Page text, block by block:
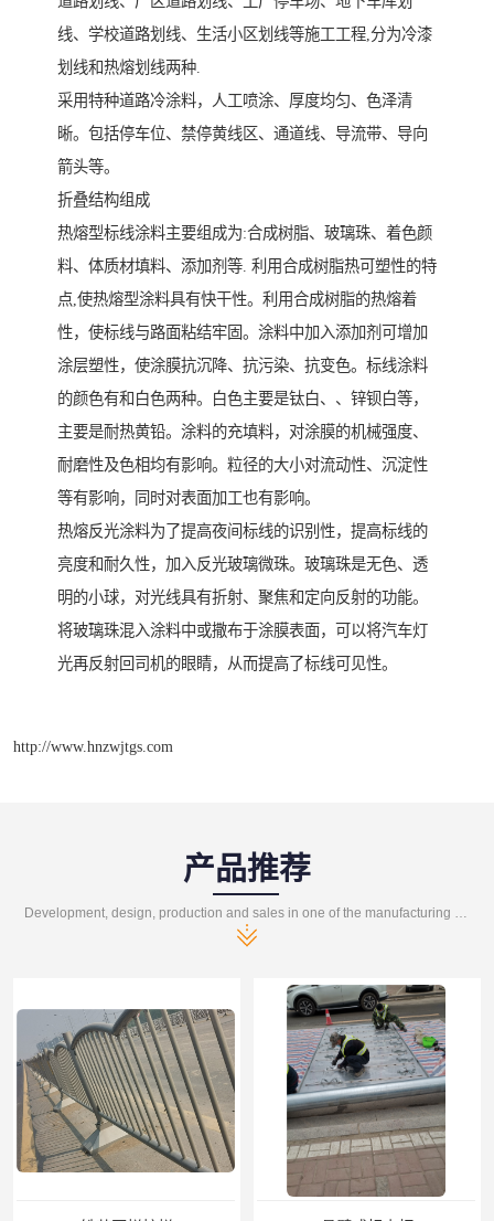
线、学校道路划线、生活小区划线等施工工程,分为冷漆
划线和热熔划线两种.
采用特种道路冷涂料，人工喷涂、厚度均匀、色泽清
晰。包括停车位、禁停黄线区、通道线、导流带、导向
箭头等。
折叠结构组成
热熔型标线涂料主要组成为:合成树脂、玻璃珠、着色颜
料、体质材填料、添加剂等. 利用合成树脂热可塑性的特
点,使热熔型涂料具有快干性。利用合成树脂的热熔着
性，使标线与路面粘结牢固。涂料中加入添加剂可增加
涂层塑性，使涂膜抗沉降、抗污染、抗变色。标线涂料
的颜色有和白色两种。白色主要是钛白、、锌钡白等，
主要是耐热黄铅。涂料的充填料，对涂膜的机械强度、
耐磨性及色相均有影响。粒径的大小对流动性、沉淀性
等有影响，同时对表面加工也有影响。
热熔反光涂料为了提高夜间标线的识别性，提高标线的
亮度和耐久性，加入反光玻璃微珠。玻璃珠是无色、透
明的小球，对光线具有折射、聚焦和定向反射的功能。
将玻璃珠混入涂料中或撒布于涂膜表面，可以将汽车灯
光再反射回司机的眼睛，从而提高了标线可见性。
http://www.hnzwjtgs.com
产品推荐